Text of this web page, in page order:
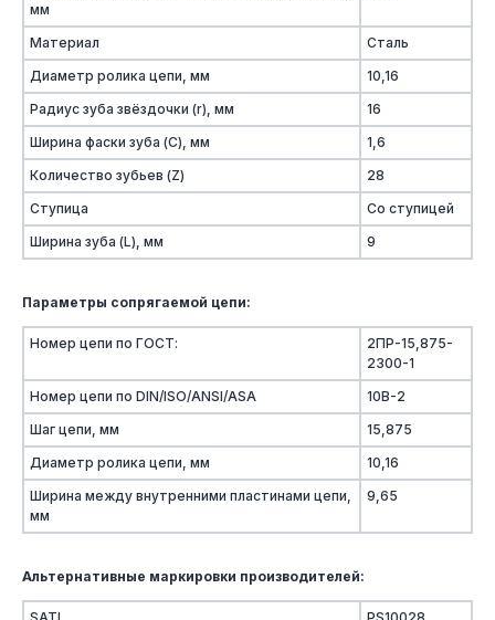
мм
Материал
Сталь
Диаметр ролика цепи, мм
10,16
Радиус зуба звёздочки (r), мм
16
Ширина фаски зуба (C), мм
1,6
Количество зубьев (Z)
28
Ступица
Со ступицей
Ширина зуба (L), мм
9
Параметры сопрягаемой цепи:
Номер цепи по ГОСТ:
2ПР-15,875-
2300-1
Номер цепи по DIN/ISO/ANSI/ASA
10B-2
Шаг цепи, мм
15,875
Диаметр ролика цепи, мм
10,16
Ширина между внутренними пластинами цепи,
мм
9,65
Альтернативные маркировки производителей: